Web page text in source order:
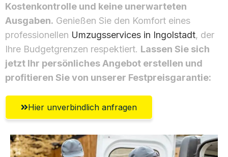
Kostenkontrolle und keine unerwarteten
Ausgaben. Genießen Sie den Komfort eines
professionellen Umzugsservices in Ingolstadt, der
Ihre Budgetgrenzen respektiert. Lassen Sie sich
jetzt Ihr persönliches Angebot erstellen und
profitieren Sie von unserer Festpreisgarantie:
Hier unverbindlich anfragen